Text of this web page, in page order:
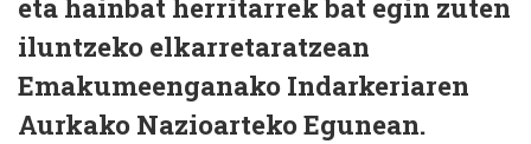
eta hainbat herritarrek bat egin zuten
iluntzeko elkarretaratzean
Emakumeenganako Indarkeriaren
Aurkako Nazioarteko Egunean.